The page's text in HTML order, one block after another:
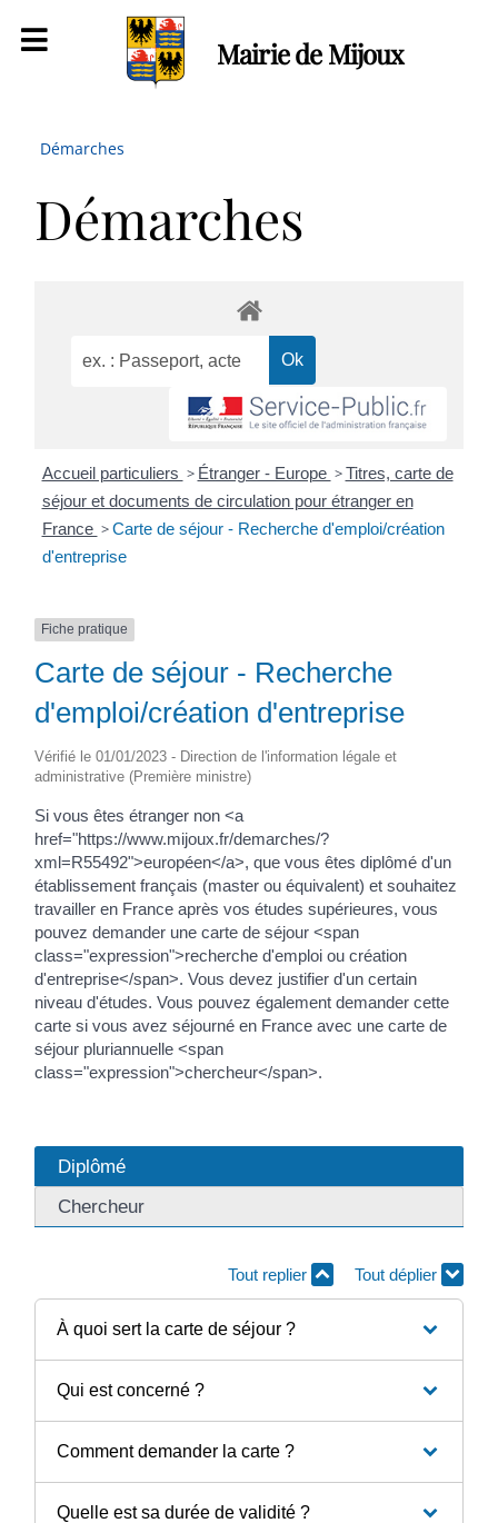
Mairie de Mijoux
Démarches
Démarches
Accueil particuliers > Étranger - Europe > Titres, carte de
séjour et documents de circulation pour étranger en
France > Carte de séjour - Recherche d'emploi/création
d'entreprise
Fiche pratique
Carte de séjour - Recherche
d'emploi/création d'entreprise
Vérifié le 01/01/2023 - Direction de l'information légale et
administrative (Première ministre)
Si vous êtes étranger non <a
href="https://www.mijoux.fr/demarches/?
xml=R55492">européen</a>, que vous êtes diplômé d'un
établissement français (master ou équivalent) et souhaitez
travailler en France après vos études supérieures, vous
pouvez demander une carte de séjour <span
class="expression">recherche d'emploi ou création
d'entreprise</span>. Vous devez justifier d'un certain
niveau d'études. Vous pouvez également demander cette
carte si vous avez séjourné en France avec une carte de
séjour pluriannuelle <span
class="expression">chercheur</span>.
Diplômé
Chercheur
Tout replier Tout déplier
À quoi sert la carte de séjour ?
Qui est concerné ?
Comment demander la carte ?
Quelle est sa durée de validité ?